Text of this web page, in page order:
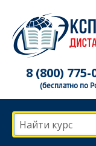
8 (800) 775-
(бесплатно по
Найти курс